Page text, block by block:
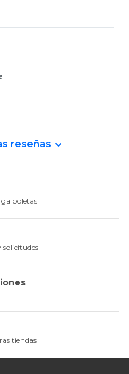
reseñas
boletas
solicitudes
tiendas